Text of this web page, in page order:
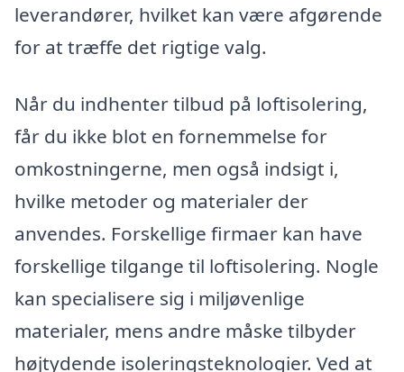
leverandører, hvilket kan være afgørende
for at træffe det rigtige valg.
Når du indhenter tilbud på loftisolering,
får du ikke blot en fornemmelse for
omkostningerne, men også indsigt i,
hvilke metoder og materialer der
anvendes. Forskellige firmaer kan have
forskellige tilgange til loftisolering. Nogle
kan specialisere sig i miljøvenlige
materialer, mens andre måske tilbyder
højtydende isoleringsteknologier. Ved at